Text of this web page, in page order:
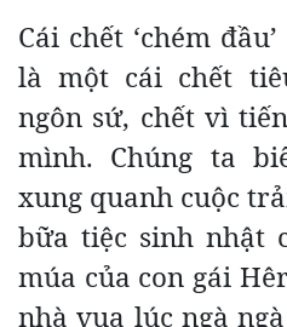
Cái chết ‘chém
là một cái chết
ngôn sứ, chết vì
mình. Chúng ta
xung quanh cuộc
bữa tiệc sinh nhật
múa của con gái
nhà vua lúc ngà